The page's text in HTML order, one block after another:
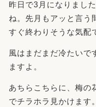
昨日で3月になりまし
ね。先月もアッと言う
すぐ終わりそうな気配
風はまだまだ冷たいで
ますよ。
あちらこちらに、梅の
でチラホラ見かけます。